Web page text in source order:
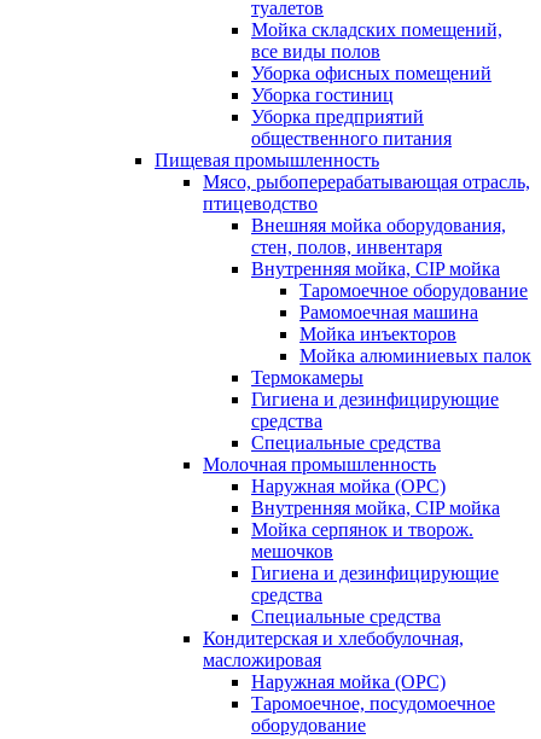
туалетов
Мойка складских помещений,
все виды полов
Уборка офисных помещений
Уборка гостиниц
Уборка предприятий
общественного питания
Пищевая промышленность
Мясо, рыбоперерабатывающая отрасль,
птицеводство
Внешняя мойка оборудования,
стен, полов, инвентаря
Внутренняя мойка, CIP мойка
Таромоечное оборудование
Рамомоечная машина
Мойка инъекторов
Мойка алюминиевых палок
Термокамеры
Гигиена и дезинфицирующие
средства
Специальные средства
Молочная промышленность
Наружная мойка (ОРС)
Внутренняя мойка, CIP мойка
Мойка серпянок и творож.
мешочков
Гигиена и дезинфицирующие
средства
Специальные средства
Кондитерская и хлебобулочная,
масложировая
Наружная мойка (ОРС)
Таромоечное, посудомоечное
оборудование